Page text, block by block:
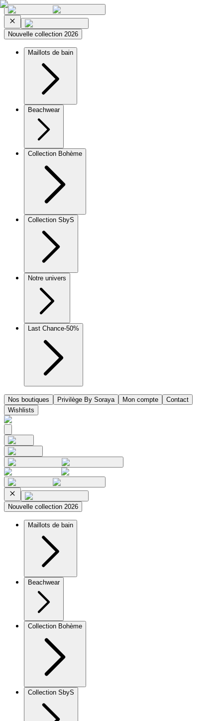
Nouvelle collection 2026
Maillots de bain
Beachwear
Collection Bohème
Collection SbyS
Notre univers
Last Chance-50%
Nos boutiques Privilège By Soraya Mon compte
Contact
Wishlists
Nouvelle collection 2026
Maillots de bain
Beachwear
Collection Bohème
Collection SbyS